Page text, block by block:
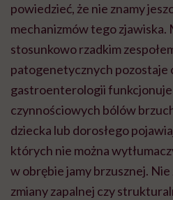
powiedzieć, że nie znamy
mechanizmów tego zjawiska.
stosunkowo rzadkim
patogenetycznych pozostaje
gastroenterologii
czynnościowych bólów
dziecka lub dorosłego
których nie można
w obrębie jamy brzusznej.
zmiany zapalnej czy